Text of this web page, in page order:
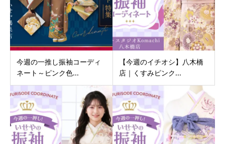
今週の一推し振袖コーディ
ネート～ピンク色...
【今週のイチオシ】八木橋
店｜くすみピンク...